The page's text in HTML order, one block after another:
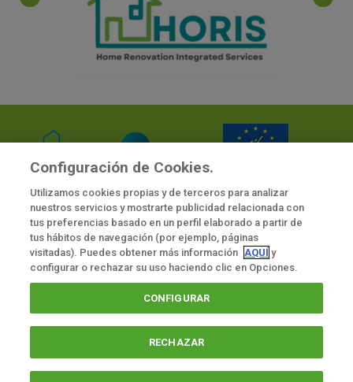
Cofinanciado por la Unión Europea, proyecto nº 101120497. Los puntos de
vista y opiniones expresadas aquí son solamente de sus autores y no
reflejan necesariamente los de la Unión Europea ni los de CINEA. Ni la Unión
Europea ni las autoridades que financian el proyecto pueden ser
consideradas responsables de ellas.
Política de Cookies
Condiciones generales
Política de privacidad
Contacto
Configuración de Cookies.
Utilizamos cookies propias y de terceros para analizar
nuestros servicios y mostrarte publicidad relacionada con
tus preferencias basado en un perfil elaborado a partir de
tus hábitos de navegación (por ejemplo, páginas
visitadas). Puedes obtener más información AQUÍ y
configurar o rechazar su uso haciendo clic en Opciones.
CONFIGURAR
RECHAZAR